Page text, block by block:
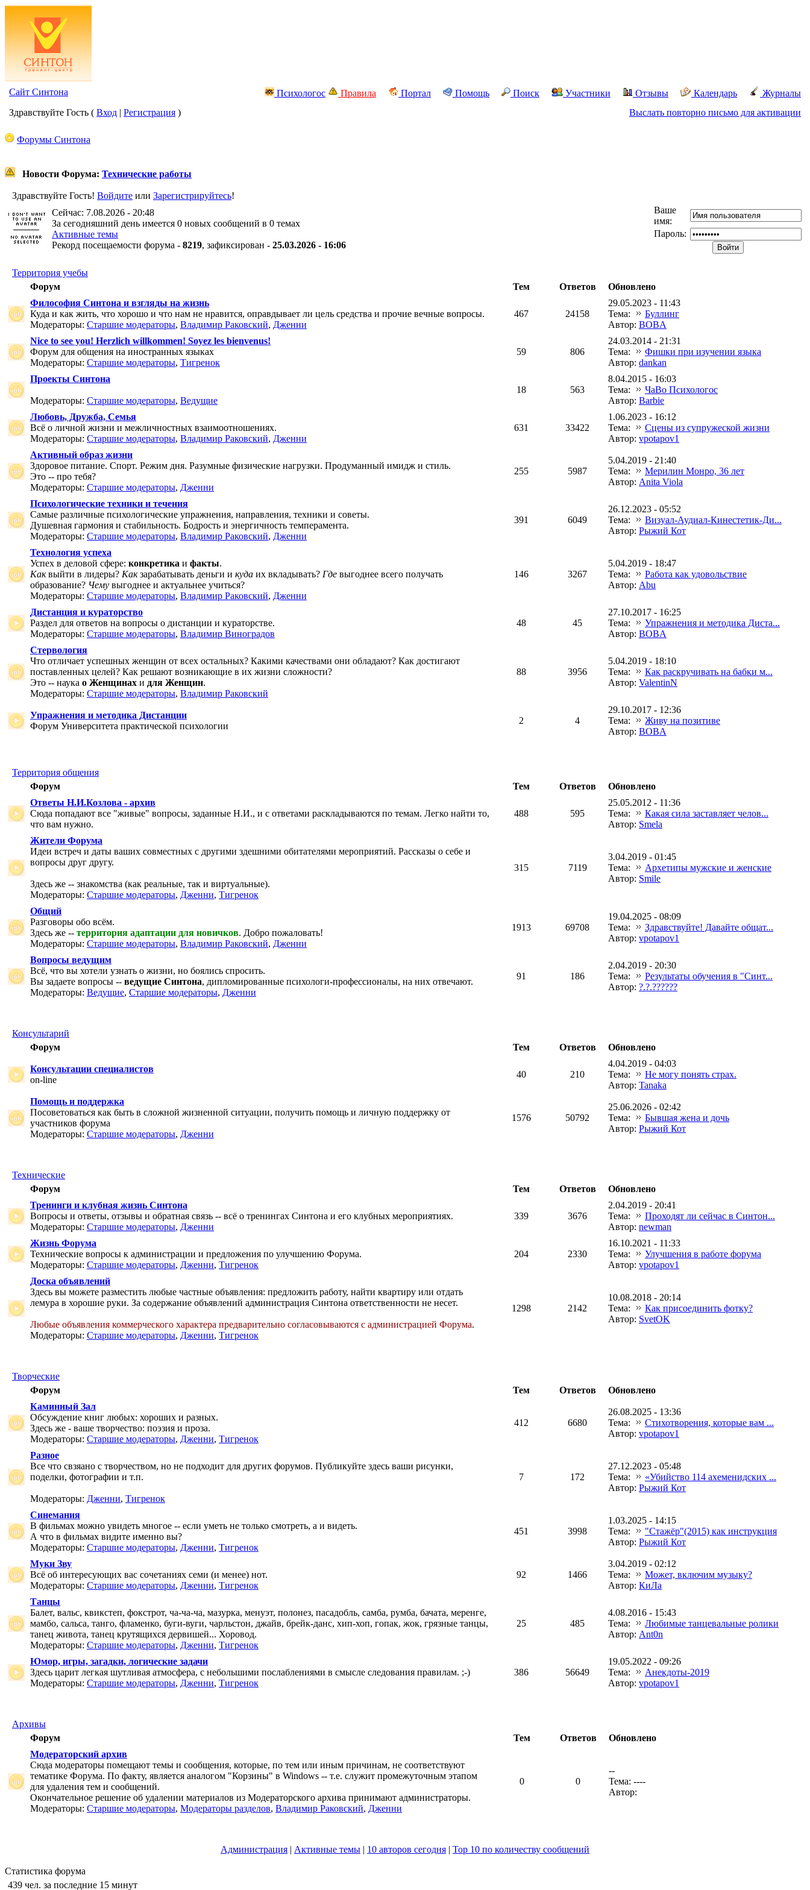
Сайт Синтона Психологос Правила Портал Помощь Поиск Участники Отзывы Календарь
Журналы
Здравствуйте Гость ( Вход | Регистрация ) Выслать повторно письмо для активации
Форумы Синтона
Новости Форума: Технические работы
Здравствуйте Гость! Войдите или Зарегистрируйтесь!
Сейчас: 7.08.2026 - 20:48
За сегодняшний день имеется 0 новых сообщений в 0 темах
Активные темы
Рекорд посещаемости форума - 8219, зафиксирован - 25.03.2026 - 16:06
Ваше
имя:
Пароль:
Территория учебы
Форум
Тем Ответов
Обновлено
Философия Синтона и взгляды на жизнь
Куда и как жить, что хорошо и что нам не нравится, оправдывает ли цель средства и прочие вечные вопросы.
Модераторы: Старшие модераторы, Владимир Раковский, Дженни
467 24158
29.05.2023 - 11:43
Тема:
Буллинг
Автор: BOBA
Nice to see you! Herzlich willkommen! Soyez les bienvenus!
Форум для общения на иностранных языках
Модераторы: Старшие модераторы, Тигренок
59 806
24.03.2014 - 21:31
Тема:
Фишки при изучении языка
Автор: dankan
Проекты Синтона
Модераторы: Старшие модераторы, Ведущие
18 563
8.04.2015 - 16:03
Тема:
ЧаВо Психологос
Автор: Barbie
Любовь, Дружба, Семья
Всё о личной жизни и межличностных взаимоотношениях.
Модераторы: Старшие модераторы, Владимир Раковский, Дженни
631 33422
1.06.2023 - 16:12
Тема:
Сцены из супружеской жизни
Автор: vpotapov1
Активный образ жизни
Здоровое питание. Спорт. Режим дня. Разумные физические нагрузки. Продуманный имидж и стиль.
Это -- про тебя?
Модераторы: Старшие модераторы, Дженни
255 5987
5.04.2019 - 21:40
Тема:
Мерилин Монро, 36 лет
Автор: Anita Viola
Психологические техники и течения
Самые различные психологические упражнения, направления, техники и советы.
Душевная гармония и стабильность. Бодрость и энергичность темперамента.
Модераторы: Старшие модераторы, Владимир Раковский, Дженни
391 6049
26.12.2023 - 05:52
Тема:
Визуал-Аудиал-Кинестетик-Ди...
Автор: Рыжий Кот
Технология успеха
Успех в деловой сфере: конкретика и факты.
Каквыйти в лидеры? Какзарабатывать деньги и куда их вкладывать? Где выгоднее всего получать
образование? Чему выгоднее и актуальнее учиться?
Модераторы: Старшие модераторы, Владимир Раковский, Дженни
146 3267
5.04.2019 - 18:47
Тема:
Работа как удовольствие
Автор: Abu
Дистанция и кураторство
Раздел для ответов на вопросы о дистанции и кураторстве.
Модераторы: Старшие модераторы, Владимир Виноградов
48 45
27.10.2017 - 16:25
Тема:
Упражнения и методика Диста...
Автор: BOBA
Стервология
Что отличает успешных женщин от всех остальных? Какими качествами они обладают? Как достигают
поставленных целей? Как решают возникающие в их жизни сложности?
Это -- наука о Женщинах и для Женщин.
Модераторы: Старшие модераторы, Владимир Раковский
88 3956
5.04.2019 - 18:10
Тема:
Как раскручивать на бабки м...
Автор: ValentinN
Упражнения и методика Дистанции
Форум Университета практической психологии
2 4
29.10.2017 - 12:36
Тема:
Живу на позитиве
Автор: BOBA
Территория общения
Форум
Тем Ответов
Обновлено
Ответы Н.И.Козлова - архив
Сюда попадают все "живые" вопросы, заданные Н.И., и с ответами раскладываются по темам. Легко найти то,
что вам нужно.
488 595
25.05.2012 - 11:36
Тема:
Какая сила заставляет челов...
Автор: Smela
Жители Форума
Идеи встреч и даты ваших совместных с другими здешними обитателями мероприятий. Рассказы о себе и
вопросы друг другу.
Здесь же -- знакомства (как реальные, так и виртуальные).
Модераторы: Старшие модераторы, Дженни, Тигренок
315 7119
3.04.2019 - 01:45
Тема:
Архетипы мужские и женские
Автор: Smile
Общий
Разговоры обо всём.
Здесь же -- территория адаптации для новичков. Добро пожаловать!
Модераторы: Старшие модераторы, Владимир Раковский, Дженни
1913 69708
19.04.2025 - 08:09
Тема:
Здравствуйте! Давайте общат...
Автор: vpotapov1
Вопросы ведущим
Всё, что вы хотели узнать о жизни, но боялись спросить.
Вы задаете вопросы -- ведущие Синтона, дипломированные психологи-профессионалы, на них отвечают.
Модераторы: Ведущие, Старшие модераторы, Дженни
91 186
2.04.2019 - 20:30
Тема:
Результаты обучения в "Синт...
Автор: ?.?.??????
Консультарий
Форум
Тем Ответов Обновлено
Консультации специалистов
on-line
40 210
4.04.2019 - 04:03
Тема:
Не могу понять страх.
Автор: Tanaka
Помощь и поддержка
Посоветоваться как быть в сложной жизненной ситуации, получить помощь и личную поддержку от
участников форума
Модераторы: Старшие модераторы, Дженни
1576 50792
25.06.2026 - 02:42
Тема:
Бывшая жена и дочь
Автор: Рыжий Кот
Технические
Форум
Тем Ответов
Обновлено
Тренинги и клубная жизнь Синтона
Вопросы и ответы, отзывы и обратная связь -- всё о тренингах Синтона и его клубных мероприятиях.
Модераторы: Старшие модераторы, Дженни
339 3676
2.04.2019 - 20:41
Тема:
Проходят ли сейчас в Синтон...
Автор: newman
Жизнь Форума
Технические вопросы к администрации и предложения по улучшению Форума.
Модераторы: Старшие модераторы, Дженни, Тигренок
204 2330
16.10.2021 - 11:33
Тема:
Улучшения в работе форума
Автор: vpotapov1
Доска объявлений
Здесь вы можете разместить любые частные объявления: предложить работу, найти квартиру или отдать
лемура в хорошие руки. За содержание объявлений администрация Синтона ответственности не несет.
Любые объявления коммерческого характера предварительно согласовываются с администрацией Форума.
Модераторы: Старшие модераторы, Дженни, Тигренок
1298 2142
10.08.2018 - 20:14
Тема:
Как присоединить фотку?
Автор: SvetOK
Творческие
Форум
Тем Ответов
Обновлено
Каминный Зал
Обсуждение книг любых: хороших и разных.
Здесь же - ваше творчество: поэзия и проза.
Модераторы: Старшие модераторы, Дженни, Тигренок
412 6680
26.08.2025 - 13:36
Тема:
Стихотворения, которые вам ...
Автор: vpotapov1
Разное
Все что свзяано с творчеством, но не подходит для других форумов. Публикуйте здесь ваши рисунки,
поделки, фотографии и т.п.
Модераторы: Дженни, Тигренок
7 172
27.12.2023 - 05:48
Тема:
«Убийство 114 ахеменидских ...
Автор: Рыжий Кот
Синемания
В фильмах можно увидеть многое -- если уметь не только смотреть, а и видеть.
А что в фильмах видите именно вы?
Модераторы: Старшие модераторы, Дженни, Тигренок
451 3998
1.03.2025 - 14:15
Тема:
"Стажёр"(2015) как инструкция
Автор: Рыжий Кот
Муки Зву
Всё об интересующих вас сочетаниях семи (и менее) нот.
Модераторы: Старшие модераторы, Дженни, Тигренок
92 1466
3.04.2019 - 02:12
Тема:
Может, включим музыку?
Автор: КиЛа
Танцы
Балет, вальс, квикстеп, фокстрот, ча-ча-ча, мазурка, менуэт, полонез, пасадобль, самба, румба, бачата, меренге,
мамбо, сальса, танго, фламенко, буги-вуги, чарльстон, джайв, брейк-данс, хип-хоп, гопак, жок, грязные танцы,
танец живота, танец крутящихся дервишей... Хоровод.
Модераторы: Старшие модераторы, Дженни, Тигренок
25 485
4.08.2016 - 15:43
Тема:
Любимые танцевальные ролики
Автор: Ant0n
Юмор, игры, загадки, логические задачи
Здесь царит легкая шутливая атмосфера, с небольшими послаблениями в смысле следования правилам. ;-)
Модераторы: Старшие модераторы, Дженни, Тигренок
386 56649
19.05.2022 - 09:26
Тема:
Анекдоты-2019
Автор: vpotapov1
Архивы
Форум
Тем Ответов
Обновлено
Модераторский архив
Сюда модераторы помещают темы и сообщения, которые, по тем или иным причинам, не соответствуют
тематике Форума. По факту, является аналогом "Корзины" в Windows -- т.е. служит промежуточным этапом
для удаления тем и сообщений.
Окончательное решение об удалении материалов из Модераторского архива принимают администраторы.
Модераторы: Старшие модераторы, Модераторы разделов, Владимир Раковский, Дженни
0 0
--
Тема: ----
Автор:
Администрация | Активные темы | 10 авторов сегодня | Top 10 по количеству сообщений
Статистика форума
439 чел. за последние 15 минут